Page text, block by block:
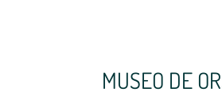
MUSEO DE